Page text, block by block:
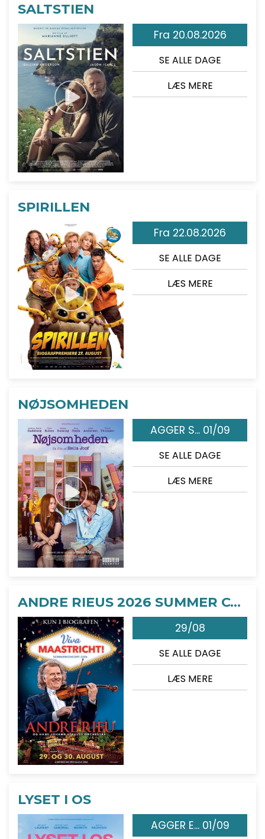
SALTSTIEN
Fra 20.08.2026
SE ALLE DAGE
LÆS MERE
SPIRILLEN
Fra 22.08.2026
SE ALLE DAGE
LÆS MERE
NØJSOMHEDEN
AGGER S... 01/09
SE ALLE DAGE
LÆS MERE
ANDRE RIEUS 2026 SUMMER CONCERT: VIVA MAASTRICHT!
29/08
SE ALLE DAGE
LÆS MERE
LYSET I OS
AGGER E... 01/09